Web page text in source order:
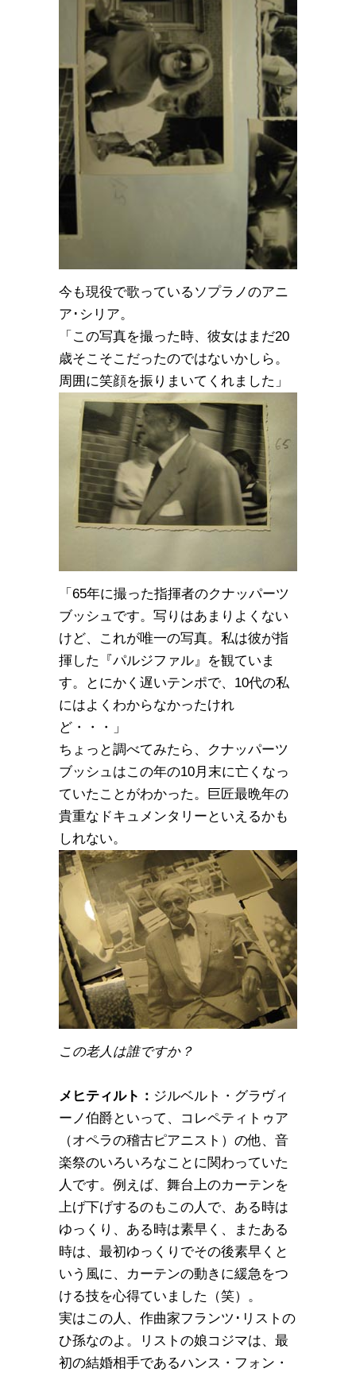
今も現役で歌っているソプラノのアニ
ア･シリア。
「この写真を撮った時、彼女はまだ20
歳そこそこだったのではないかしら。
周囲に笑顔を振りまいてくれました」
「65年に撮った指揮者のクナッパーツ
ブッシュです。写りはあまりよくない
けど、これが唯一の写真。私は彼が指
揮した『パルジファル』を観ていま
す。とにかく遅いテンポで、10代の私
にはよくわからなかったけれ
ど・・・」
ちょっと調べてみたら、クナッパーツ
ブッシュはこの年の10月末に亡くなっ
ていたことがわかった。巨匠最晩年の
貴重なドキュメンタリーといえるかも
しれない。
この老人は誰ですか？
メヒティルト： ジルベルト・グラヴィ
ーノ伯爵といって、コレペティトゥア
（オペラの稽古ピアニスト）の他、音
楽祭のいろいろなことに関わっていた
人です。例えば、舞台上のカーテンを
上げ下げするのもこの人で、ある時は
ゆっくり、ある時は素早く、またある
時は、最初ゆっくりでその後素早くと
いう風に、カーテンの動きに緩急をつ
ける技を心得ていました（笑）。
実はこの人、作曲家フランツ･リストの
ひ孫なのよ。リストの娘コジマは、最
初の結婚相手であるハンス・フォン・